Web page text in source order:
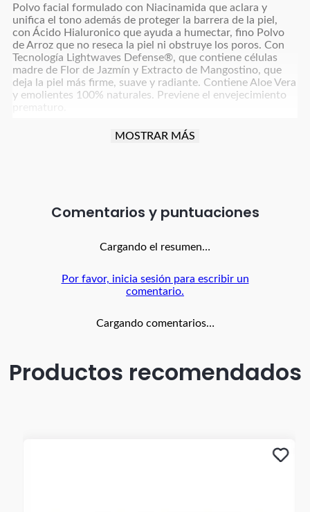
Polvo facial formulado con Niacinamida que aclara y
unifica el tono además de proteger la barrera de la piel,
con Ácido Hialuronico que ayuda a humectar, fino Polvo
de Arroz que no reseca la piel ni obstruye los poros. Con
Tecnología Lightwaves Defense®, que contiene células
madre de Flor de Jazmín y Extracto de Mangostino, que
deja la piel más firme, suave y radiante. Contiene Aloe Vera
y emolientes 100% naturales. Previene el envejecimiento
Hipoalergénico. No comedogénico. Dermatológicamente
Protege la piel
Humecta y reafirma Reduce en un 65% las manchas,
MOSTRAR MÁS
Comentarios
Cargando el resumen…
Por favor, inicia sesión para escribir un
comentario.
Cargando comentarios…
Productos recomendados